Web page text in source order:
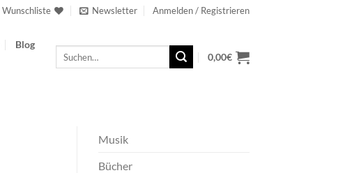
Wunschliste Newsletter Anmelden / Registrieren
Blog
0,00€
Musik
Bücher